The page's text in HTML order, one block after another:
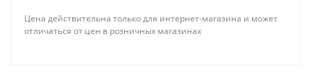
Цена действительна только для интернет-магазина и может
отличаться от цен в розничных магазинах